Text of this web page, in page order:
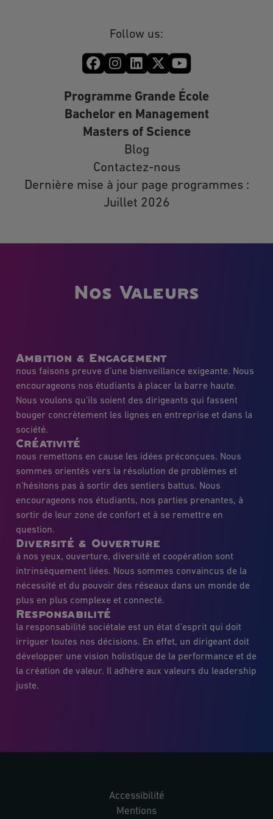
Follow us:
Programme Grande École
Bachelor en Management
Masters of Science
Blog
Contactez-nous
Dernière mise à jour page programmes :
Juillet 2026
Nos Valeurs
Ambition & Engagement
nous faisons preuve d’une bienveillance exigeante. Nous
encourageons nos étudiants à placer la barre haute.
Nous voulons qu’ils soient des dirigeants qui fassent
bouger concrètement les lignes en entreprise et dans la
société.
Créativité
nous remettons en cause les idées préconçues. Nous
sommes orientés vers la résolution de problèmes et
n’hésitons pas à sortir des sentiers battus. Nous
encourageons nos étudiants, nos parties prenantes, à
sortir de leur zone de confort et à se remettre en
question.
Diversité & Ouverture
à nos yeux, ouverture, diversité et coopération sont
intrinsèquement liées. Nous sommes convaincus de la
nécessité et du pouvoir des réseaux dans un monde de
plus en plus complexe et connecté.
Responsabilité
la responsabilité sociétale est un état d’esprit qui doit
irriguer toutes nos décisions. En effet, un dirigeant doit
développer une vision holistique de la performance et de
la création de valeur. Il adhère aux valeurs du leadership
juste.
Accessibilité
Mentions